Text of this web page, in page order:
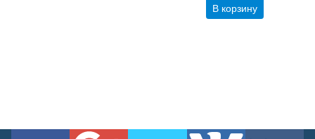
В корзину